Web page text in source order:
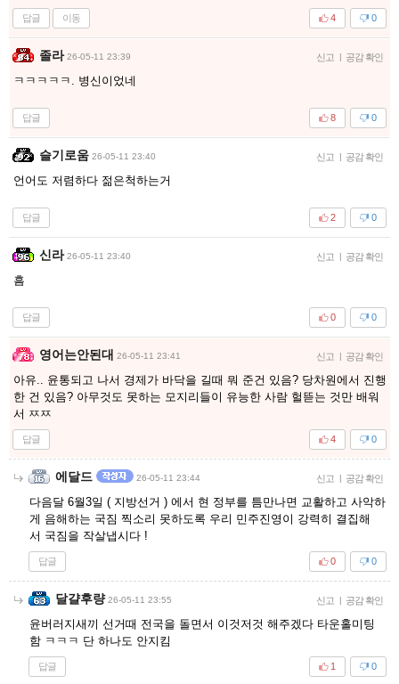
답글 이동 0
4
졸라 26-05-11 23:39 신고 | 공감 확인
ㅋㅋㅋㅋㅋ. 병신이었네
답글 0
8
슬기로움 26-05-11 23:40 신고 | 공감 확인
언어도 저렴하다 젊은척하는거
답글 0
2
신라 26-05-11 23:40 신고 | 공감 확인
흠
답글 0
0
영어는안된대 26-05-11 23:41 신고 | 공감 확인
아유.. 윤통되고 나서 경제가 바닥을 길때 뭐 준건 있음? 당차원에서 진행
한 건 있음? 아무것도 못하는 모지리들이 유능한 사람 헐뜯는 것만 배워
서 ㅉㅉ
답글 0
4
에달드 26-05-11 23:44 신고 | 공감 확인
다음달 6월3일 ( 지방선거 ) 에서 현 정부를 틈만나면 교활하고 사악하
게 음해하는 국짐 찍소리 못하도록 우리 민주진영이 강력히 결집해
서 국짐을 작살냅시다 !
답글 0
0
달걀후량 26-05-11 23:55 신고 | 공감 확인
윤버러지새끼 선거때 전국을 돌면서 이것저것 해주겠다 타운홀미팅
함 ㅋㅋㅋ 단 하나도 안지킴
답글 0
1